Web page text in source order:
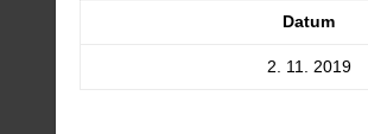
Datum
2. 11. 2019